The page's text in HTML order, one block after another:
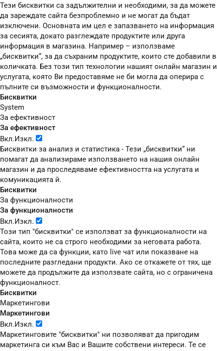
Тези бисквитки са задължителни и необходими, за да можете
да зареждате сайта безпроблемно и не могат да бъдат
изключени. Основната им цел е запазването на информация
за сесията, докато разглеждате продуктите или друга
информация в магазина. Например – използваме
„бисквитки“, за да съхраним продуктите, които сте добавили в
количката. Без този тип технологии нашият онлайн магазин и
услугата, която Ви предоставяме не би могла да оперира с
пълните си възможности и функционалности.
Бисквитки
System
За ефективност
За ефективност
Вкл.Изкл.
Бисквитки за анализ и статистика - Тези „бисквитки“ ни
помагат да анализираме използването на нашия онлайн
магазин и да проследяваме ефективността на услугата и
комуникацията й.
Бисквитки
За функционалности
За функционалности
Вкл.Изкл.
Този тип "бисквитки" се използват за функционалности на
сайта, които не са строго необходими за неговата работа.
Това може да са функции, като live чат или показване на
последните разгледани продукти. Ако се откажете от тях, ще
можете да продължите да използвате сайта, но с ограничена
функционалност.
Бисквитки
Маркетингови
Маркетингови
Вкл.Изкл.
Маркетинговите "бисквитки" ни позволяват да пригодим
маркетинга си към Вас и Вашите собствени интереси. Те се